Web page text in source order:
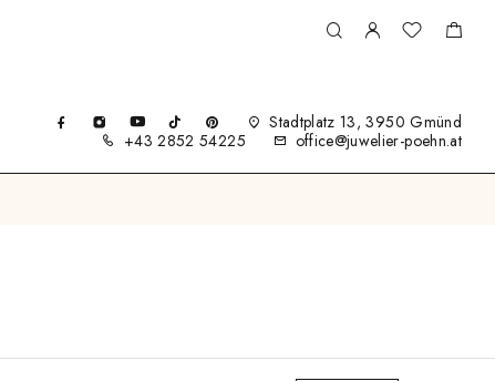
Stadtplatz 13, 3950 Gmünd
+43 2852 54225
office@juwelier-poehn.at